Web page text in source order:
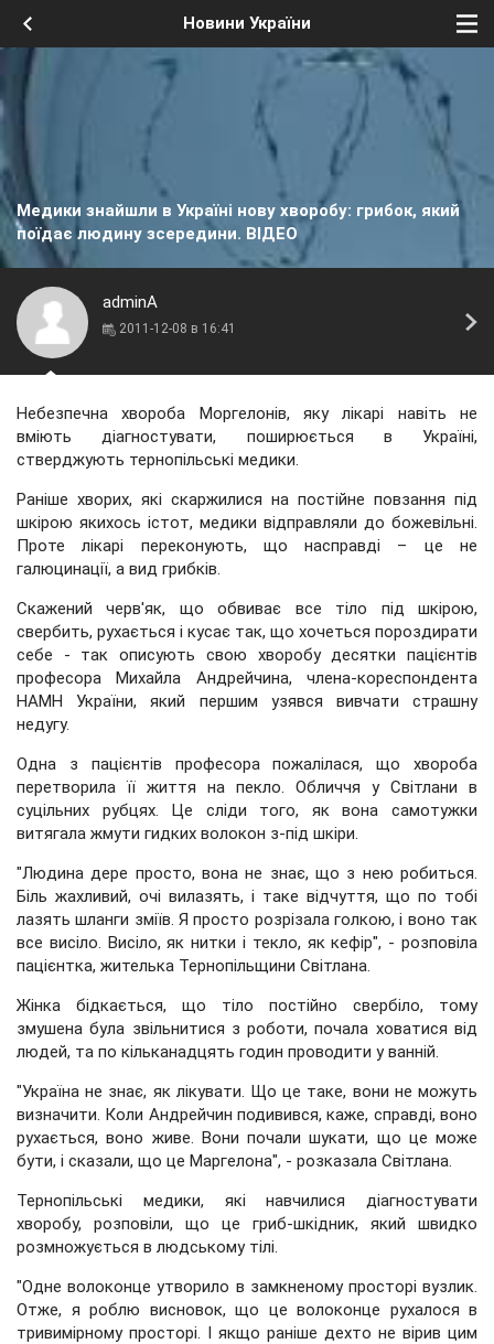
Новини України
Медики знайшли в Україні нову хворобу: грибок, який
поїдає людину зсередини. ВІДЕО
adminA
2011-12-08 в 16:41
Небезпечна хвороба Моргелонів, яку лікарі навіть не
вміють діагностувати, поширюється в Україні,
стверджують тернопільські медики.
Раніше хворих, які скаржилися на постійне повзання під
шкірою якихось істот, медики відправляли до божевільні.
Проте лікарі переконують, що насправді – це не
галюцинації, а вид грибків.
Скажений черв'як, що обвиває все тіло під шкірою,
свербить, рухається і кусає так, що хочеться пороздирати
себе - так описують свою хворобу десятки пацієнтів
професора Михайла Андрейчина, члена-кореспондента
НАМН України, який першим узявся вивчати страшну
недугу.
Одна з пацієнтів професора пожалілася, що хвороба
перетворила її життя на пекло. Обличчя у Світлани в
суцільних рубцях. Це сліди того, як вона самотужки
витягала жмути гидких волокон з-під шкіри.
"Людина дере просто, вона не знає, що з нею робиться.
Біль жахливий, очі вилазять, і таке відчуття, що по тобі
лазять шланги зміїв. Я просто розрізала голкою, і воно так
все висіло. Висіло, як нитки і текло, як кефір", - розповіла
пацієнтка, жителька Тернопільщини Світлана.
Жінка бідкається, що тіло постійно свербіло, тому
змушена була звільнитися з роботи, почала ховатися від
людей, та по кільканадцять годин проводити у ванній.
"Україна не знає, як лікувати. Що це таке, вони не можуть
визначити. Коли Андрейчин подивився, каже, справді, воно
рухається, воно живе. Вони почали шукати, що це може
бути, і сказали, що це Маргелона", - розказала Світлана.
Тернопільські медики, які навчилися діагностувати
хворобу, розповіли, що це гриб-шкідник, який швидко
розмножується в людському тілі.
"Одне волоконце утворило в замкненому просторі вузлик.
Отже, я роблю висновок, що це волоконце рухалося в
тривимірному просторі. І якщо раніше дехто не вірив цим